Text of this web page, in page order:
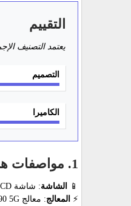
التقييم
يعتمد التصنيف
التصميم
الكاميرا
1. مواصفات هاتف HTC Desire 21 Pro 5G
📱 الشاشة: شاشة IPS LCD بحجم 6.7 بوصة بدقة 1080 × 2400 بكسل
⚡ المعالج: معالج Snapdragon 690 5G